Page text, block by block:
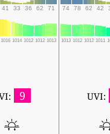
41 33 36 62 71 74 78 62 42
1016 1014 1012 1012 1013 1013 1012 1012 1011
9 UVI: